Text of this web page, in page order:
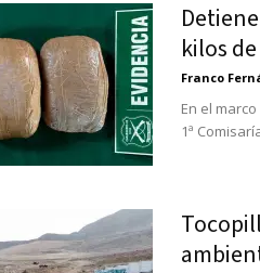
kilos
Franco
En el
1ª